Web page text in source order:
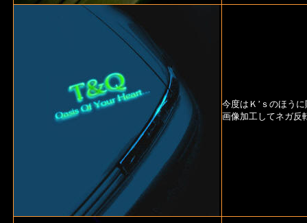
今度はＫ’ｓのほう
画像加工してネガ反